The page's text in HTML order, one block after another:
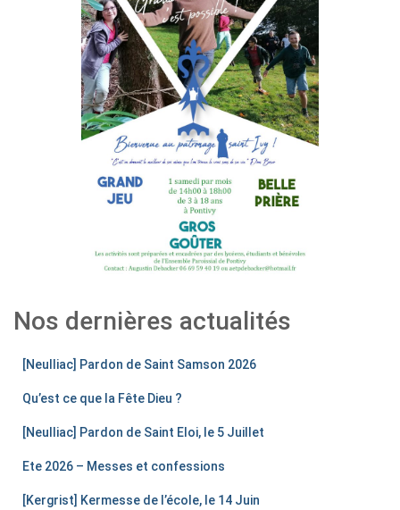
Nos dernières actualités
[Neulliac] Pardon de Saint Samson 2026
Qu’est ce que la Fête Dieu ?
[Neulliac] Pardon de Saint Eloi, le 5 Juillet
Ete 2026 – Messes et confessions
[Kergrist] Kermesse de l’école, le 14 Juin